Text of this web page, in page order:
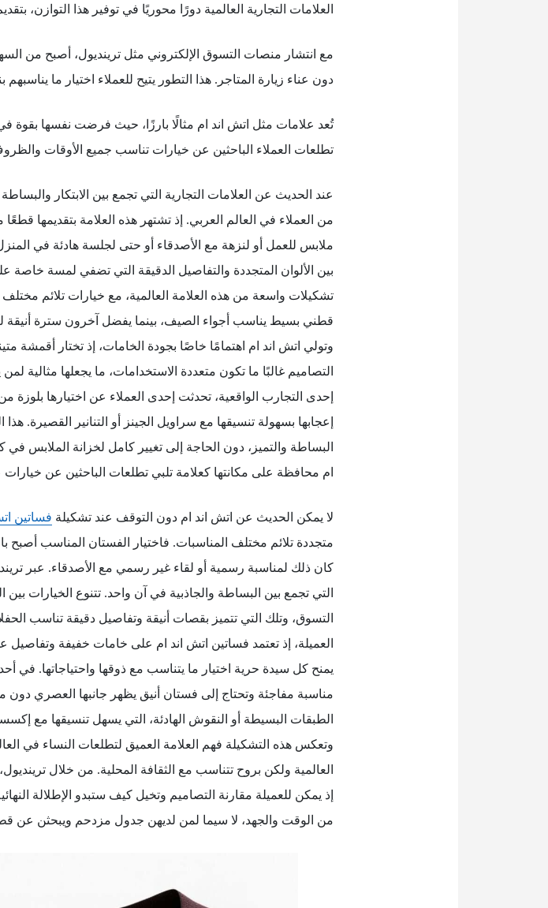
العلامات التجارية العالمية دورًا محوريًا في توفير هذا التوازن،
مع انتشار منصات التسوق الإلكتروني مثل ترينديول، أصبح من
دون عناء زيارة المتاجر. هذا التطور يتيح للعملاء اختيار ما
تُعد علامات مثل اتش اند ام مثالًا بارزًا، حيث فرضت نفسها بقوة
تطلعات العملاء الباحثين عن خيارات تناسب جميع الأوقات
عند الحديث عن العلامات التجارية التي تجمع بين الابتكار
من العملاء في العالم العربي. إذ تشتهر هذه العلامة بتقديمها
ملابس للعمل أو لنزهة مع الأصدقاء أو حتى لجلسة هادئة في
بين الألوان المتجددة والتفاصيل الدقيقة التي تضفي لمسة
تشكيلات واسعة من هذه العلامة العالمية، مع خيارات تلائم
قطني بسيط يناسب أجواء الصيف، بينما يفضل آخرون سترة أنيقة
وتولي اتش اند ام اهتمامًا خاصًا بجودة الخامات، إذ تختار أقمشة
التصاميم غالبًا ما تكون متعددة الاستخدامات، ما يجعلها
إحدى التجارب الواقعية، تحدثت إحدى العملاء عن اختيارها
إعجابها بسهولة تنسيقها مع سراويل الجينز أو التنانير القصيرة.
البساطة والتميز، دون الحاجة إلى تغيير كامل لخزانة
ام محافظة على مكانتها كعلامة تلبي تطلعات الباحثين عن
لا يمكن الحديث عن اتش اند ام دون التوقف عند تشكيلة فساتين
متجددة تلائم مختلف المناسبات. فاختيار الفستان المناسب
كان ذلك لمناسبة رسمية أو لقاء غير رسمي مع الأصدقاء. عبر
التي تجمع بين البساطة والجاذبية في آن واحد. تتنوع الخيارات
التسوق، وتلك التي تتميز بقصات أنيقة وتفاصيل دقيقة تناسب
العميلة، إذ تعتمد فساتين اتش اند ام على خامات خفيفة وتفاصيل
يمنح كل سيدة حرية اختيار ما يتناسب مع ذوقها واحتياجاتها. في
مناسبة مفاجئة وتحتاج إلى فستان أنيق يظهر جانبها العصري دون
الطبقات البسيطة أو النقوش الهادئة، التي يسهل تنسيقها مع
وتعكس هذه التشكيلة فهم العلامة العميق لتطلعات النساء في
العالمية ولكن بروح تتناسب مع الثقافة المحلية. من خلال
إذ يمكن للعميلة مقارنة التصاميم وتخيل كيف ستبدو الإطلالة
من الوقت والجهد، لا سيما لمن لديهن جدول مزدحم ويبحثن عن